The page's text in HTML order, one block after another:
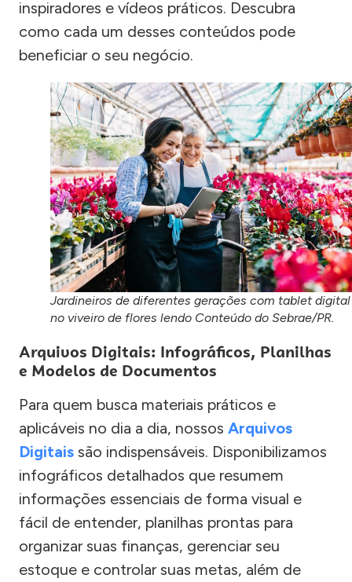
inspiradores e vídeos práticos. Descubra
como cada um desses conteúdos pode
beneficiar o seu negócio.
Jardineiros de diferentes gerações com tablet digital
no viveiro de flores lendo Conteúdo do Sebrae/PR.
Arquivos Digitais: Infográficos, Planilhas
e Modelos de Documentos
Para quem busca materiais práticos e
aplicáveis no dia a dia, nossos Arquivos
Digitais são indispensáveis. Disponibilizamos
infográficos detalhados que resumem
informações essenciais de forma visual e
fácil de entender, planilhas prontas para
organizar suas finanças, gerenciar seu
estoque e controlar suas metas, além de